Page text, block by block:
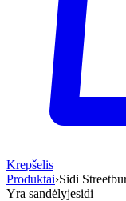
Krepšelis
Produktai›Sidi
Yra sandėlyjesidi